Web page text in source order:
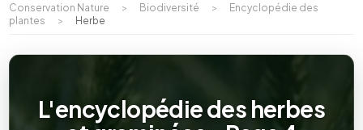
Conservation Nature > Biodiversité >
Encyclopédie des
plantes
> Herbe
L'encyclopédie des herbes